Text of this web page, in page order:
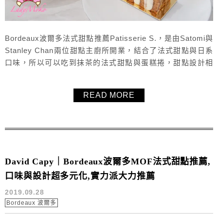
Bordeaux波爾多法式甜點推薦Patisserie S.，是由Satomi與
Stanley Chan兩位甜點主廚所開業，結合了法式甜點與日系
口味，所以可以吃到抹茶的法式甜點與蛋糕捲，甜點設計相
店的用餐環境，點個甜點再配杯飲品，享受美好的下午吧！
READ MORE
David Capy｜Bordeaux波爾多MOF法式甜點推薦,
口味與設計超多元化,實力派大力推薦
2019.09.28
Bordeaux 波爾多